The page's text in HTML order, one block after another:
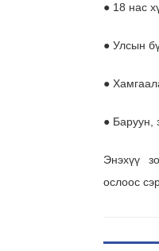
● 18 нас
● Улсын
●
● Баруун,
Энэхүү
ослоос